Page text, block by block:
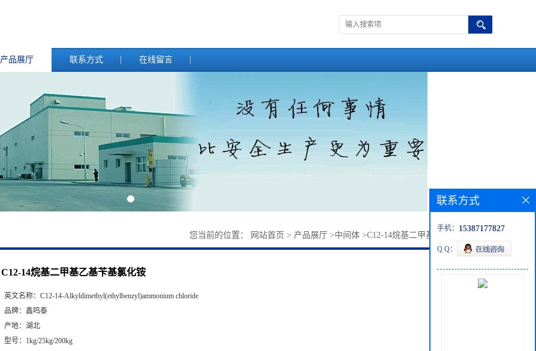
产品展厅 联系方式 在线留言
您当前的位置： 网站首页 > 产品展厅 >中间体 >C12-14烷基二甲基乙基苄基氯化铵
C12-14烷基二甲基乙基苄基氯化铵
英文名称： C12-14-Alkyldimethyl(ethylbenzyl)ammonium chloride
品牌： 鑫鸣泰
产地： 湖北
型号： 1kg/25kg/200kg
联系方式
手机： 15387177827
Q Q：